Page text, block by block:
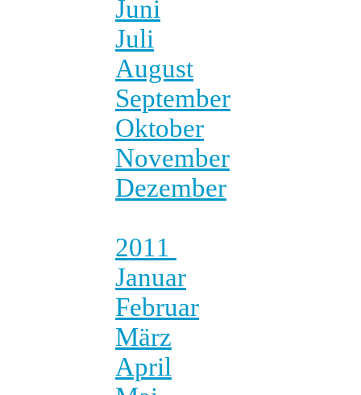
Juni
Juli
August
September
Oktober
November
Dezember
2011
Januar
Februar
März
April